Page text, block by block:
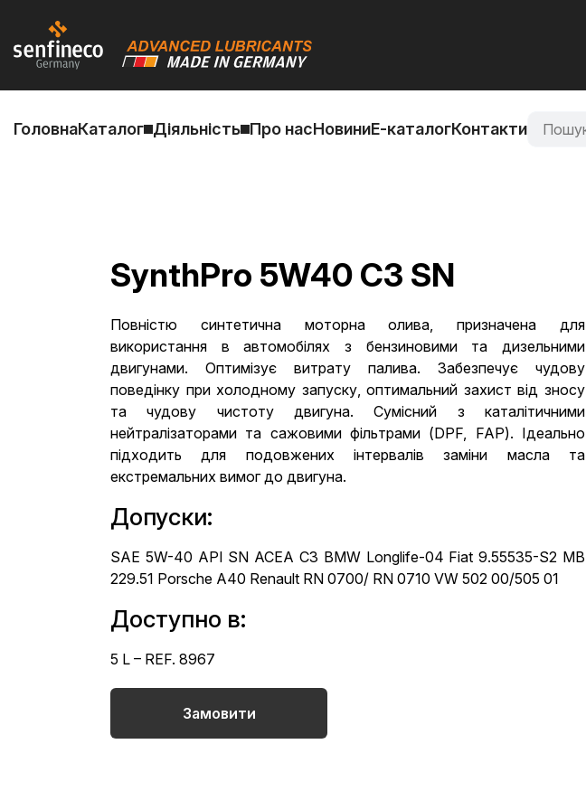
ГоловнаКаталог Діяльність Про насНовиниЕ-каталогКонтакти
SynthPro 5W40 C3 SN
Повністю синтетична моторна олива, призначена для
використання в автомобілях з бензиновими та дизельними
двигунами. Оптимізує витрату палива. Забезпечує чудову
поведінку при холодному запуску, оптимальний захист від зносу
та чудову чистоту двигуна. Сумісний з каталітичними
нейтралізаторами та сажовими фільтрами (DPF, FAP). Ідеально
підходить для подовжених інтервалів заміни масла та
екстремальних вимог до двигуна.
Допуски:
SAE 5W-40 API SN ACEA C3 BMW Longlife-04 Fiat 9.55535-S2 MB
229.51 Porsche А40 Renault RN 0700/ RN 0710 VW 502 00/505 01
Доступно в:
5 L – REF. 8967
Замовити